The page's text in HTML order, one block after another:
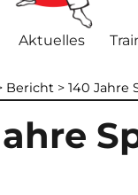
Aktuelles
Bericht >140 Jahre